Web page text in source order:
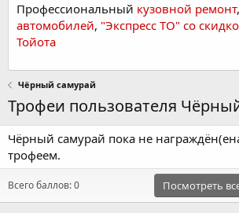
Профессиональный кузовной ремонт,
автомобилей, "Экспресс ТО" со
Тойота
Чёрный самурай
Трофеи пользователя
Чёрный самурай пока не
трофеем.
Всего баллов: 0 Посмотреть